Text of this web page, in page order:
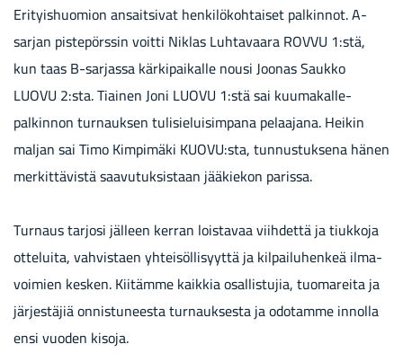
Eri­tyis­huo­mion an­sait­si­vat hen­ki­lö­koh­tai­set pal­kin­not. A-​
sarjan pis­te­pörs­sin voit­ti Niklas Luh­ta­vaa­ra ROVVU 1:stä,
kun taas B-​sarjassa kär­ki­pai­kal­le nousi Joo­nas Sauk­ko
LUOVU 2:sta. Tiai­nen Joni LUOVU 1:stä sai kuumakalle-​
palkinnon tur­nauk­sen tu­li­sie­lui­sim­pa­na pe­laa­ja­na. Hei­kin
mal­jan sai Timo Kim­pi­mä­ki KUOVU:sta, tun­nus­tuk­se­na hänen
mer­kit­tä­vis­tä saa­vu­tuk­sis­taan jää­kie­kon pa­ris­sa.
Tur­naus tar­jo­si jäl­leen ker­ran lois­ta­vaa viih­det­tä ja tiuk­ko­ja
ot­te­lui­ta, vah­vis­taen yh­tei­söl­li­syyt­tä ja kil­pai­lu­hen­keä il­ma­
voi­mien kes­ken. Kii­täm­me kaik­kia osal­lis­tu­jia, tuo­ma­rei­ta ja
jär­jes­tä­jiä on­nis­tu­nees­ta tur­nauk­ses­ta ja odo­tam­me in­nol­la
ensi vuo­den ki­so­ja.